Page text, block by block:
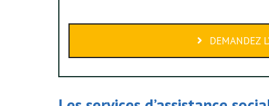
DEMANDEZ